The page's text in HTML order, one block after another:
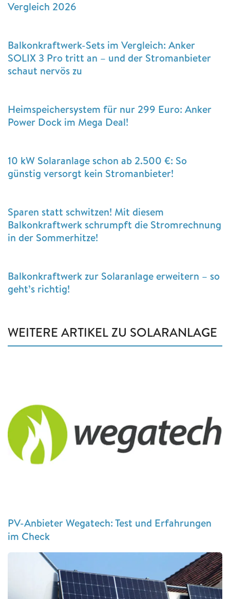
Vergleich 2026
Balkonkraftwerk-Sets im Vergleich: Anker
SOLIX 3 Pro tritt an – und der Stromanbieter
schaut nervös zu
Heimspeichersystem für nur 299 Euro: Anker
Power Dock im Mega Deal!
10 kW Solaranlage schon ab 2.500 €: So
günstig versorgt kein Stromanbieter!
Sparen statt schwitzen! Mit diesem
Balkonkraftwerk schrumpft die Stromrechnung
in der Sommerhitze!
Balkonkraftwerk zur Solaranlage erweitern – so
geht’s richtig!
WEITERE ARTIKEL ZU SOLARANLAGE
PV-Anbieter Wegatech: Test und Erfahrungen
im Check